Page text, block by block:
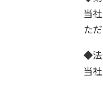
当
た
◆法
当